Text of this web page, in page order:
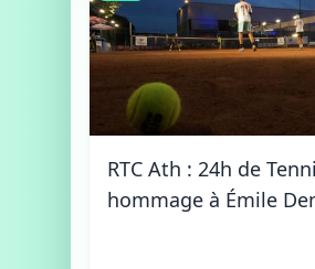
RTC Ath : 24h de
hommage à Émile